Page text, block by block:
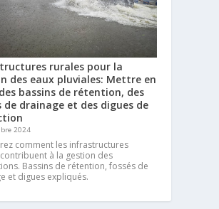
rurales pour la
des eaux pluviales: Mettre en
bassins de rétention, des
de drainage et des digues de
2024
comment les infrastructures
à la gestion des
Bassins de rétention, fossés de
et digues expliqués.